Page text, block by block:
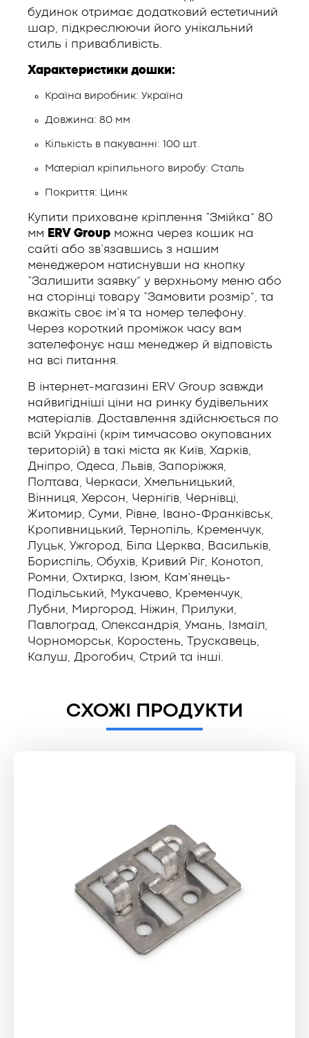
будинок отримає додатковий естетичний
шар, підкреслюючи його унікальний
стиль і привабливість.
Характеристики дошки:
Країна виробник: Україна
Довжина: 80 мм
Кількість в пакуванні: 100 шт.
Матеріал кріпильного виробу: Сталь
Покриття: Цинк
Купити приховане кріплення “Змійка” 80
мм
ERV Group можна через кошик на
сайті або зв’язавшись з нашим
менеджером натиснувши на кнопку
“Залишити заявку” у верхньому меню або
на сторінці товару “Замовити розмір”, та
вкажіть своє ім’я та номер телефону.
Через короткий проміжок часу вам
зателефонує наш менеджер й відповість
на всі питання.
В інтернет-магазині ERV Group завжди
найвигідніші ціни на ринку будівельних
матеріалів. Доставлення здійснюється по
всій Україні (крім тимчасово окупованих
територій) в такі міста як Київ, Харків,
Дніпро, Одеса, Львів, Запоріжжя,
Полтава, Черкаси, Хмельницький,
Вінниця, Херсон, Чернігів, Чернівці,
Житомир, Суми, Рівне, Івано-Франківськ,
Кропивницький, Тернопіль, Кременчук,
Луцьк, Ужгород, Біла Церква, Васильків,
Бориспіль, Обухів, Кривий Ріг, Конотоп,
Ромни, Охтирка, Ізюм, Кам’янець-
Подільський, Мукачево, Кременчук,
Лубни, Миргород, Ніжин, Прилуки,
Павлоград, Олександрія, Умань, Ізмаїл,
Чорноморськ, Коростень, Трускавець,
Калуш, Дрогобич, Стрий та інші.
СХОЖІ ПРОДУКТИ